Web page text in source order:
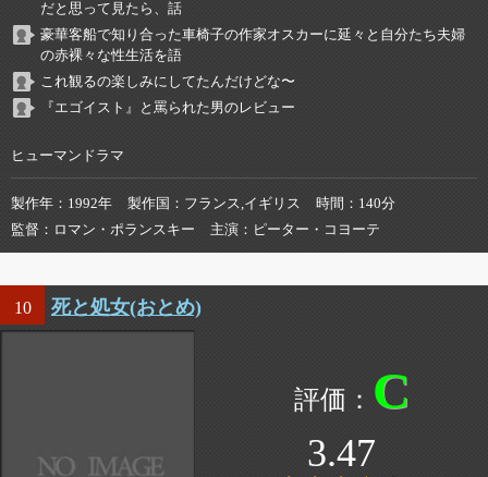
だと思って見たら、話
豪華客船で知り合った車椅子の作家オスカーに延々と自分たち夫婦
の赤裸々な性生活を語
これ観るの楽しみにしてたんだけどな〜
『エゴイスト』と罵られた男のレビュー
ヒューマンドラマ
製作年 1992年 製作国 フランス,イギリス 時間
140分
監督
ロマン・ポランスキー 主演 ピーター・コヨーテ
10 死と処女(おとめ)
C
3.47